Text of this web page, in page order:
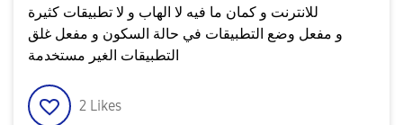
و مفعل وضع التطبيقات في حالة السكون و مفعل غلق
2 Likes